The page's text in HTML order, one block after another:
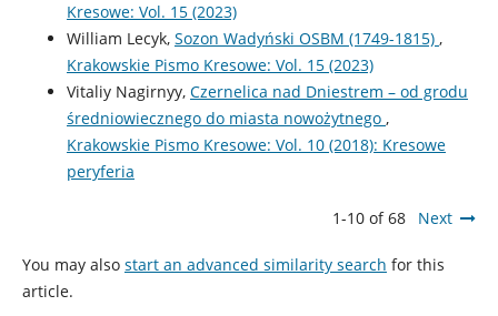
Kresowe: Vol. 15 (2023)
William Lecyk, Sozon Wadyński OSBM (1749-1815) ,
Krakowskie Pismo Kresowe: Vol. 15 (2023)
Vitaliy Nagirnyy, Czernelica nad Dniestrem – od grodu
średniowiecznego do miasta nowożytnego ,
Krakowskie Pismo Kresowe: Vol. 10 (2018): Kresowe
peryferia
1-10 of 68 Next
You may also start an advanced similarity search for this
article.